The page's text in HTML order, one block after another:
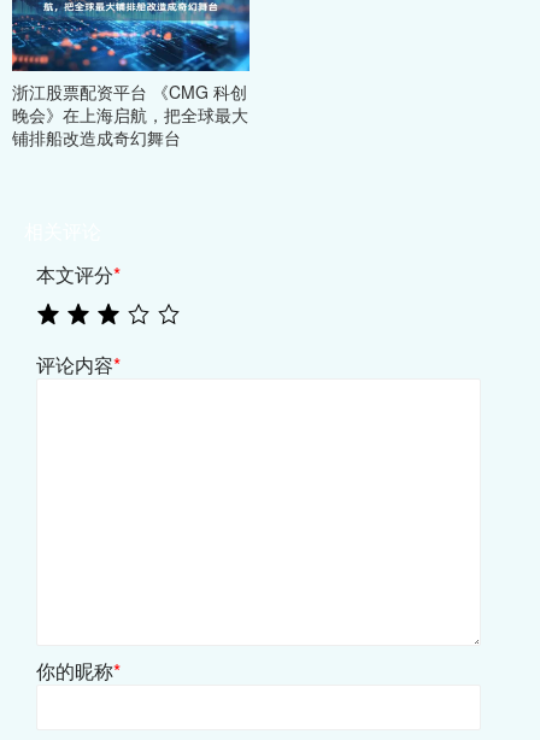
浙江股票配资平台 《CMG 科创
晚会》在上海启航，把全球最大
铺排船改造成奇幻舞台
本文评分*
评论内容*
你的昵称*